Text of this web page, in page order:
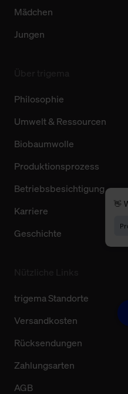
Mädchen
Jungen
Philosophie
Umwelt & Ressourcen
Biobaumwolle
Produktionsprozess
Betriebsbesichtigung
Karriere
Geschichte
trigema Standorte
Versandkosten
Rücksendungen
Zahlungsarten
AGB